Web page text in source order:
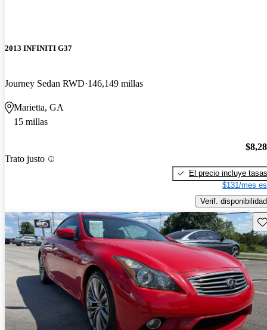
2013 INFINITI G37
Journey Sedan RWD 146,149 millas
Marietta, GA
15 millas
Trato justo
El precio incluye tasas
$131/mes
Verif. disponibilidad